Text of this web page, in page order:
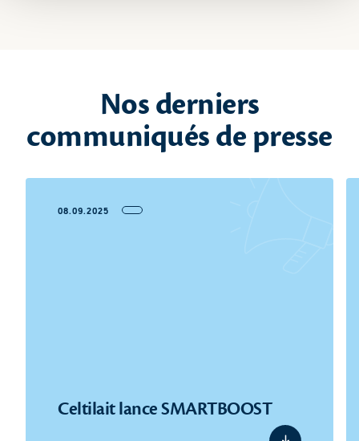
Nos derniers
communiqués de presse
08.09.2025
Celtilait lance SMARTBOOST